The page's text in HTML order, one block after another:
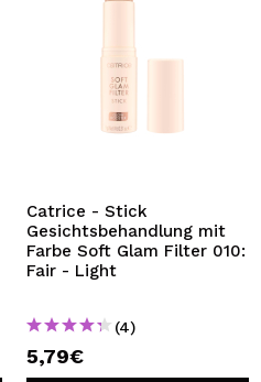
Catrice - Stick
Gesichtsbehandlung mit
Farbe Soft Glam Filter 010:
Fair - Light
(4)
5,79€